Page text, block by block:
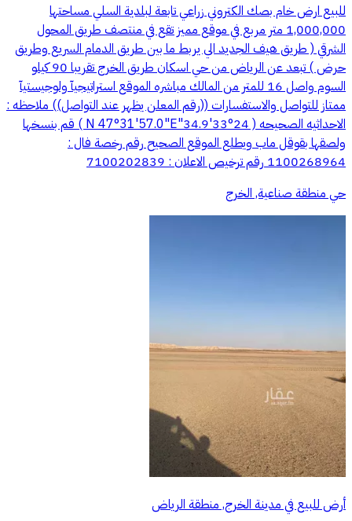
للبيع ارض خام بصك الكتروني زراعي تابعة لبلدية السلي مساحتها
1,000,000 متر مربع في موقع مميز تقع في منتصف طريق المحول
الشرقي ( طريق هيف الجديد الي يربط ما بين طريق الدمام السريع وطريق
حرض ) تبعد عن الرياض من حي اسكان طريق الخرج تقريبا 90 كيلو
السوم واصل 16 للمتر من المالك مباشره الموقع استراتيجيآ ولوجيستيآ
ممتاز للتواصل والاستفسارات ((رقم المعلن يظهر عند التواصل)) ملاحظه :
الاحداثيه الصحيحه ( 24°33'34.9"N 47°31'57.0"E ) قم بنسخها
ولصقها بقوقل ماب ويطلع الموقع الصحيح رقم رخصة فال :
1100268964 رقم ترخيص الاعلان : 7100202839
حي منطقة صناعية, الخرج
أرض للبيع في مدينة الخرج, منطقة الرياض